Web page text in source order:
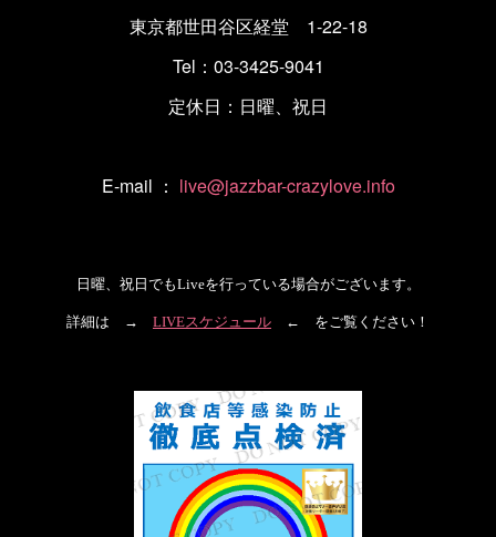
東京都世田谷区経堂 1-22-18
Tel：03-3425-9041
定休日：日曜、祝日
E-mail ： live@jazzbar-crazylove.info